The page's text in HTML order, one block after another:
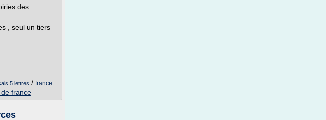
des
, seul un tiers
5 lettres / france
france